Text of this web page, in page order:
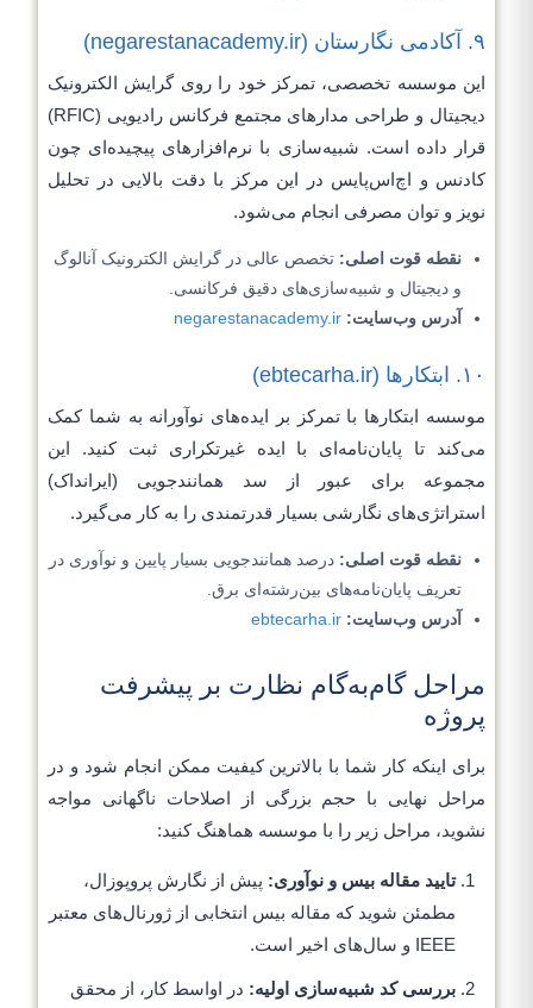
۹. آکادمی نگارستان (negarestanacademy.ir)
این موسسه تخصصی، تمرکز خود را روی گرایش الکترونیک
دیجیتال و طراحی مدارهای مجتمع فرکانس رادیویی (RFIC)
قرار داده است. شبیه‌سازی با نرم‌افزارهای پیچیده‌ای چون
کادنس و اچ‌اس‌پایس در این مرکز با دقت بالایی در تحلیل
نویز و توان مصرفی انجام می‌شود.
نقطه قوت اصلی: تخصص عالی در گرایش الکترونیک آنالوگ
و دیجیتال و شبیه‌سازی‌های دقیق فرکانسی.
آدرس وب‌سایت: negarestanacademy.ir
۱۰. ابتکارها (ebtecarha.ir)
موسسه ابتکارها با تمرکز بر ایده‌های نوآورانه به شما کمک
می‌کند تا پایان‌نامه‌ای با ایده غیرتکراری ثبت کنید. این
مجموعه برای عبور از سد همانندجویی (ایرانداک)
استراتژی‌های نگارشی بسیار قدرتمندی را به کار می‌گیرد.
نقطه قوت اصلی: درصد همانندجویی بسیار پایین و نوآوری در
تعریف پایان‌نامه‌های بین‌رشته‌ای برق.
آدرس وب‌سایت: ebtecarha.ir
مراحل گام‌به‌گام نظارت بر پیشرفت
پروژه
برای اینکه کار شما با بالاترین کیفیت ممکن انجام شود و در
مراحل نهایی با حجم بزرگی از اصلاحات ناگهانی مواجه
نشوید، مراحل زیر را با موسسه هماهنگ کنید:
تایید مقاله بیس و نوآوری: پیش از نگارش پروپوزال،
مطمئن شوید که مقاله بیس انتخابی از ژورنال‌های معتبر
IEEE و سال‌های اخیر است.
بررسی کد شبیه‌سازی اولیه: در اواسط کار، از محقق